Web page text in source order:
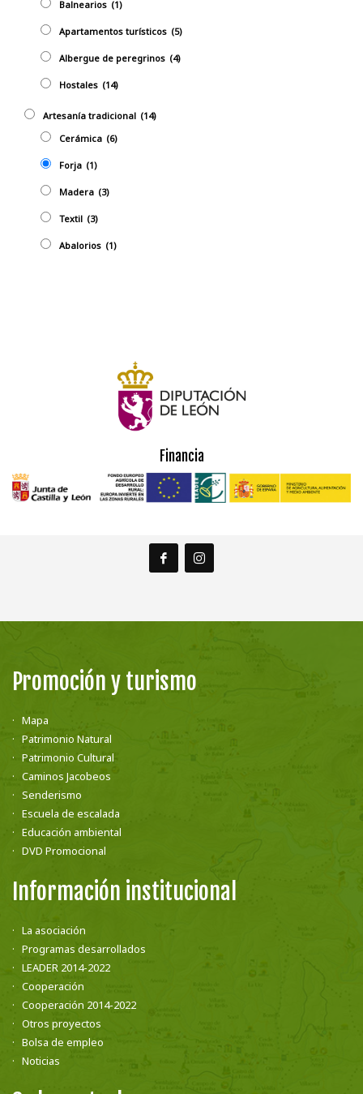
Balnearios (1)
Apartamentos turísticos (5)
Albergue de peregrinos (4)
Hostales (14)
Artesaní­a tradicional (14)
Cerámica (6)
Forja (1)
Madera (3)
Textil (3)
Abalorios (1)
Financia
Promoción y turismo
Mapa
Patrimonio Natural
Patrimonio Cultural
Caminos Jacobeos
Senderismo
Escuela de escalada
Educación ambiental
DVD Promocional
Información institucional
La asociación
Programas desarrollados
LEADER 2014-2022
Cooperación
Cooperación 2014-2022
Otros proyectos
Bolsa de empleo
Noticias